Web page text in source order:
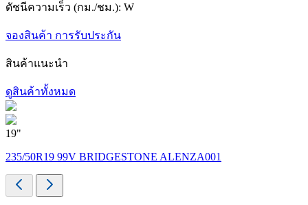
ดัชนีความเร็ว (กม./ชม.): W
จองสินค้า การรับประกัน
สินค้าแนะนำ
ดูสินค้าทั้งหมด
19"
235/50R19 99V BRIDGESTONE ALENZA001